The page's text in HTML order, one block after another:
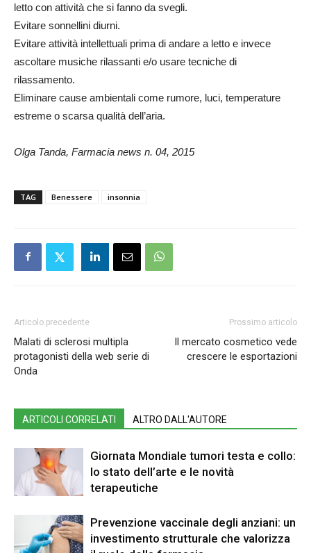
letto con attività che si fanno da svegli.
Evitare sonnellini diurni.
Evitare attività intellettuali prima di andare a letto e invece
ascoltare musiche rilassanti e/o usare tecniche di
rilassamento.
Eliminare cause ambientali come rumore, luci, temperature
estreme o scarsa qualità dell’aria.
Olga Tanda, Farmacia news n. 04, 2015
TAG Benessere insonnia
Articolo precedente
Malati di sclerosi multipla
protagonisti della web serie di
Onda
Prossimo articolo
Il mercato cosmetico vede
crescere le esportazioni
ARTICOLI CORRELATI ALTRO DALL'AUTORE
Giornata Mondiale tumori testa e collo:
lo stato dell’arte e le novità
terapeutiche
Prevenzione vaccinale degli anziani: un
investimento strutturale che valorizza